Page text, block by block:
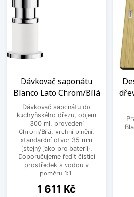
Dávkovač saponátu
Blanco Lato Chrom/Bílá
Dávkovač saponátu do
kuchyňského dřezu, objem
300 ml, provedení
Chrom/Bílá, vrchní plnění,
standardní otvor 35 mm
(stejný jako pro baterii).
Doporučujeme ředit čistící
prostředek s vodou v
poměru 1:1.
Cena
1 611 Kč